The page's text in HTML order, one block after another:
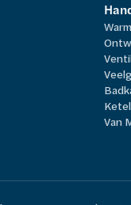
Van